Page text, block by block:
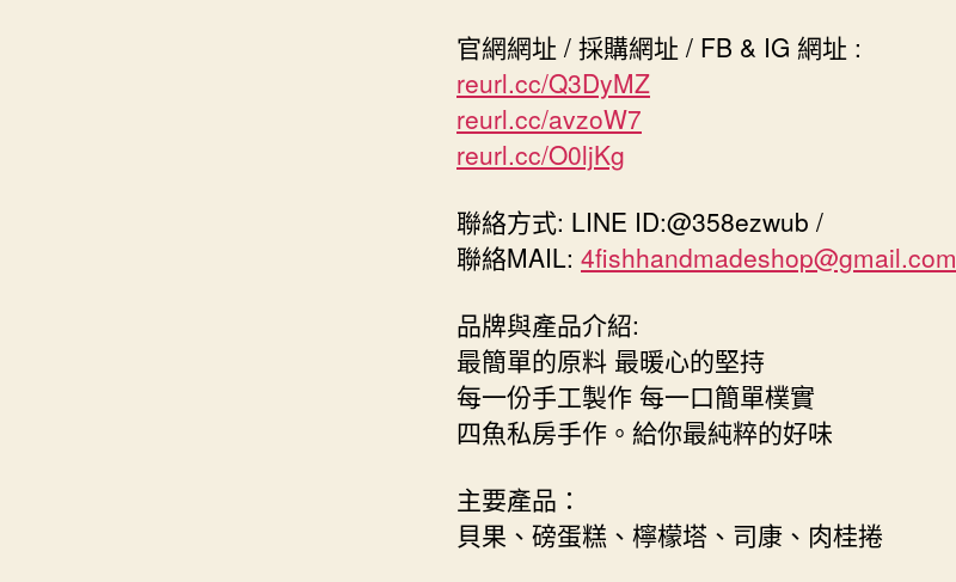
官網網址 / 採購網址 / FB & IG 網址 :
reurl.cc/Q3DyMZ
reurl.cc/avzoW7
reurl.cc/O0ljKg
聯絡方式: LINE ID:@358ezwub /
聯絡MAIL: 4fishhandmadeshop@gmail.com
品牌與產品介紹:
最簡單的原料 最暖心的堅持
每一份手工製作 每一口簡單樸實
四魚私房手作。給你最純粹的好味
主要產品：
貝果、磅蛋糕、檸檬塔、司康、肉桂捲